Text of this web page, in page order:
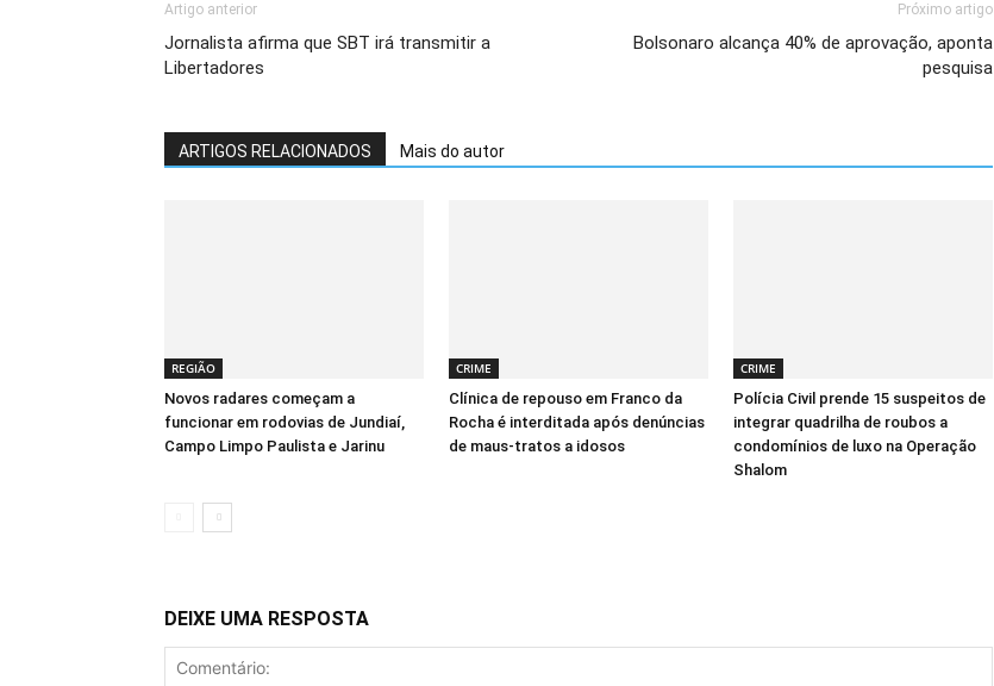
Artigo anterior
Jornalista afirma que SBT irá transmitir a
Libertadores
Próximo artigo
Bolsonaro alcança 40% de aprovação, aponta
pesquisa
ARTIGOS RELACIONADOS Mais do autor
REGIÃO
Novos radares começam a
funcionar em rodovias de Jundiaí,
Campo Limpo Paulista e Jarinu
CRIME
Clínica de repouso em Franco da
Rocha é interditada após denúncias
de maus-tratos a idosos
CRIME
Polícia Civil prende 15 suspeitos de
integrar quadrilha de roubos a
condomínios de luxo na Operação
Shalom
DEIXE UMA RESPOSTA